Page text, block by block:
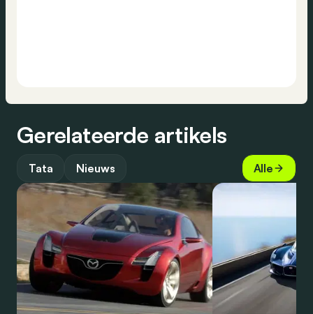
Gerelateerde artikels
Tata Nieuws Alle